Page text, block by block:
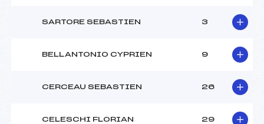
SARTORE SEBASTIEN 3
BELLANTONIO CYPRIEN 9
CERCEAU SEBASTIEN 26
CELESCHI FLORIAN 29